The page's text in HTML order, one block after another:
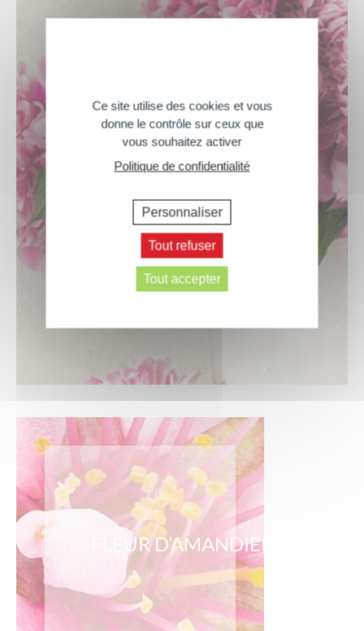
FLEUR D’AMANDIER
Ce site utilise des cookies et vous
donne le contrôle sur ceux que
vous souhaitez activer
Politique de confidentialité
Personnaliser
Tout refuser
Tout accepter